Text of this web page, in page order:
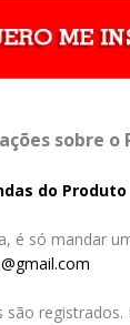
sobre o
do Produto
é só mandar
são registrados.